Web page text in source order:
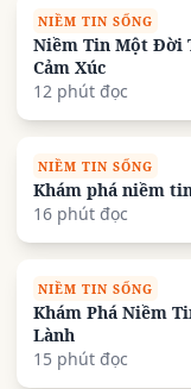
NIỀM TIN SỐNG
Niềm Tin Một Đời
Cảm Xúc
12 phút đọc
NIỀM TIN SỐNG
Khám phá niềm
16 phút đọc
NIỀM TIN SỐNG
Khám Phá Niềm
Lành
15 phút đọc